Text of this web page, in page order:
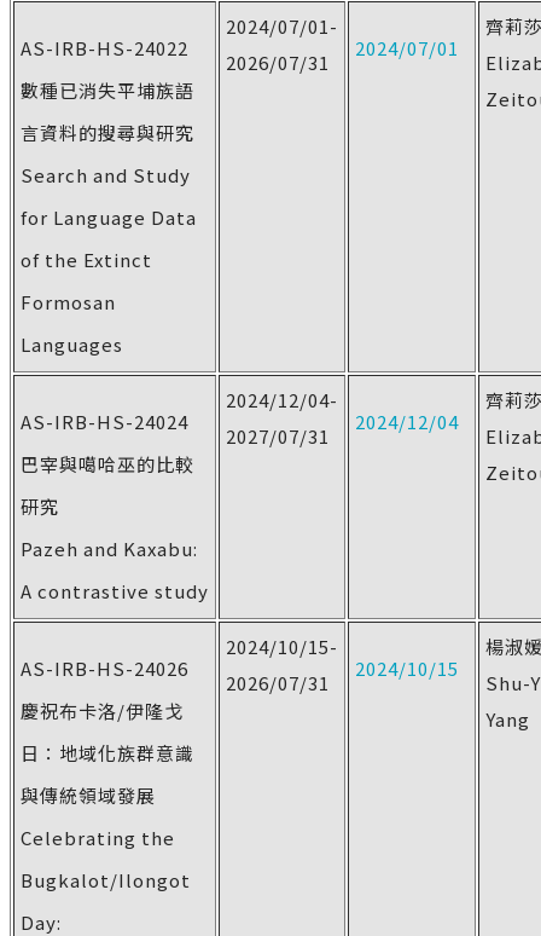
AS-IRB-HS-24022
數種已消失平埔族語
言資料的搜尋與研究
Search and Study
for Language Data
of the Extinct
Formosan
Languages
2024/07/01-
2026/07/31
2024/07/01
齊莉
AS-IRB-HS-24024
巴宰與噶哈巫的比較
研究
Pazeh and Kaxabu:
A contrastive study
2024/12/04-
2027/07/31
2024/12/04
齊莉
AS-IRB-HS-24026
慶祝布卡洛/伊隆戈
日：地域化族群意識
與傳統領域發展
Celebrating the
Bugkalot/Ilongot
Day:
2024/10/15-
2026/07/31
2024/10/15
楊淑
Shu-
Yang